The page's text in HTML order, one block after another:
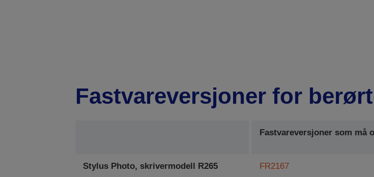
Fastvareversjoner for
Fastvareversjoner som må
Stylus Photo, skrivermodell R265 FR2167